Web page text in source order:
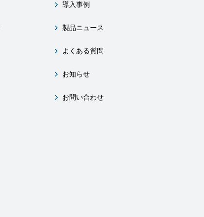
導入事例
製品ニュース
よくある質問
お知らせ
お問い合わせ